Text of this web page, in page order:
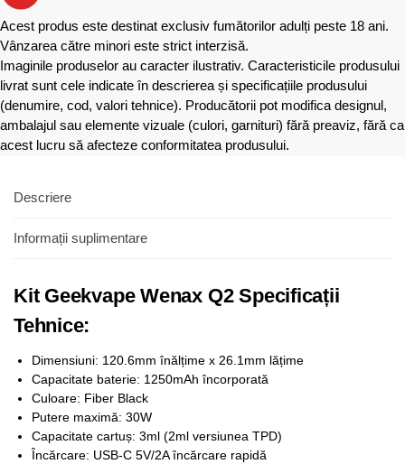
Acest produs este destinat exclusiv fumătorilor adulți peste 18 ani.
Vânzarea către minori este strict interzisă.
Imaginile produselor au caracter ilustrativ. Caracteristicile produsului
livrat sunt cele indicate în descrierea și specificațiile produsului
(denumire, cod, valori tehnice). Producătorii pot modifica designul,
ambalajul sau elemente vizuale (culori, garnituri) fără preaviz, fără ca
acest lucru să afecteze conformitatea produsului.
Descriere
Informații suplimentare
Kit Geekvape Wenax Q2 Specificații
Tehnice:
Dimensiuni: 120.6mm înălțime x 26.1mm lățime
Capacitate baterie: 1250mAh încorporată
Culoare: Fiber Black
Putere maximă: 30W
Capacitate cartuș: 3ml (2ml versiunea TPD)
Încărcare: USB-C 5V/2A încărcare rapidă